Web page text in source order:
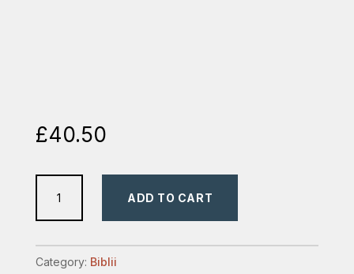
£40.50
alb/rosu
ADD TO CART
Category: Biblii